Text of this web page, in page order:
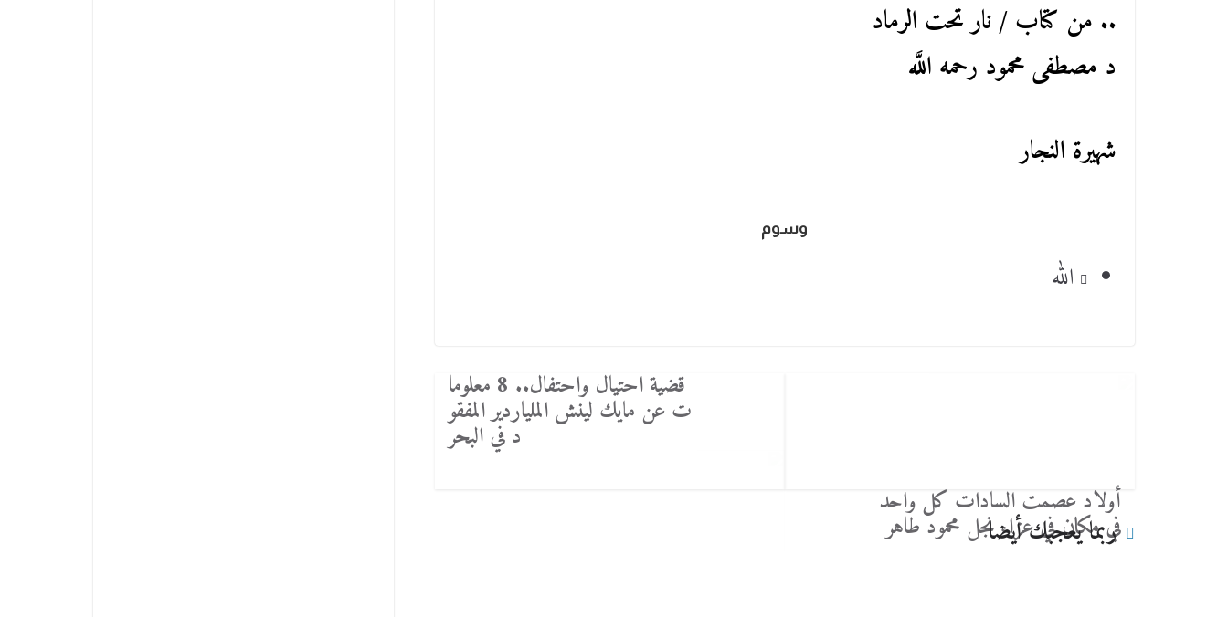
.. من كتاب / نار تحت الرماد
د مصطفى محمود رحمه اللَّه
شهيرة النجار
وسوم
الله
أولاد عصمت السادات كل واحد
في مكان في عزاء نجل محمود طاهر
قضية احتيال واحتفال.. 8 معلوما
ت عن مايك لينش الملياردير المفقو
د في البحر
ربما يعجبك أيضا